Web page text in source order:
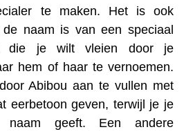
te maken. Het is ook
naam is van een speciaal
die je wilt vleien door je
hem of haar te vernoemen.
Abibou aan te vullen met
eerbetoon geven, terwijl je je
naam geeft. Een andere